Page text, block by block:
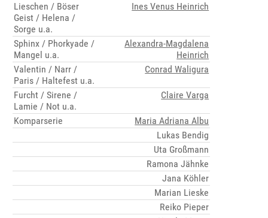
Lieschen / Böser
Geist / Helena /
Sorge u.a.
Ines Venus Heinrich
Sphinx / Phorkyade /
Mangel u.a.
Alexandra-Magdalena
Heinrich
Valentin / Narr /
Paris / Haltefest u.a.
Conrad Waligura
Furcht / Sirene /
Lamie / Not u.a.
Claire Varga
Komparserie
Maria Adriana Albu
Lukas Bendig
Uta Großmann
Ramona Jähnke
Jana Köhler
Marian Lieske
Reiko Pieper